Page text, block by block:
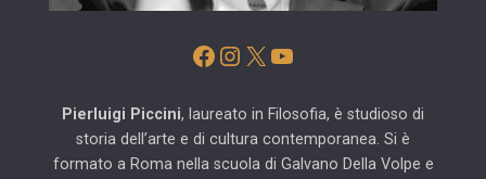
Facebook
Instagram
X YouTube
Pierluigi Piccini, laureato in Filosofia, è studioso di
storia dell’arte e di cultura contemporanea. Si è
formato a Roma nella scuola di Galvano Della Volpe e